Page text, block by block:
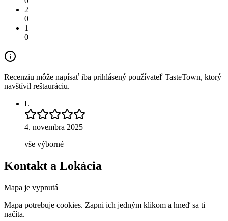
2
0
1
0
Recenziu môže napísať iba prihlásený používateľ TasteTown, ktorý
navštívil reštauráciu.
L
4. novembra 2025
vše výborné
Kontakt a Lokácia
Mapa je vypnutá
Mapa potrebuje cookies. Zapni ich jedným klikom a hneď sa ti
načíta.